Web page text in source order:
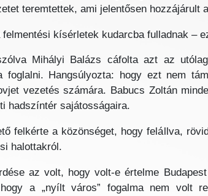
teremtettek, ami jelentősen hozzájárult
kísérletek kudarcba fulladnak –
Mihályi Balázs cáfolta azt az
foglalni. Hangsúlyozta: hogy ezt nem
vezetés számára. Babucs Zoltán
hadszíntér sajátosságaira.
felkérte a közönséget, hogy felállva,
halottakról.
az volt, hogy volt-e értelme
a „nyílt város” fogalma nem volt